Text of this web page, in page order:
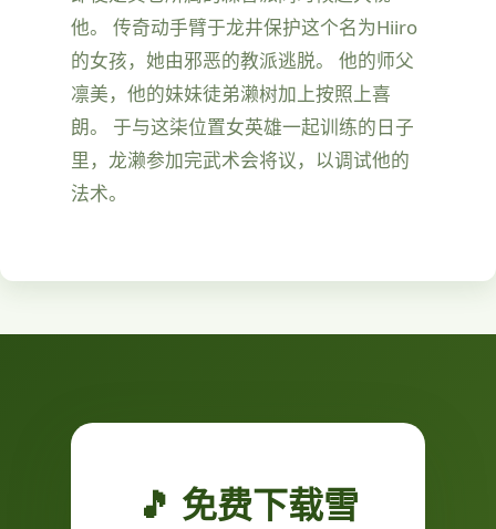
他。 传奇动手臂于龙井保护这个名为Hiiro
的女孩，她由邪恶的教派逃脱。 他的师父
凛美，他的妹妹徒弟濑树加上按照上喜
朗。 于与这柒位置女英雄一起训练的日子
里，龙濑参加完武术会将议，以调试他的
法术。
🎵 免费下载雪